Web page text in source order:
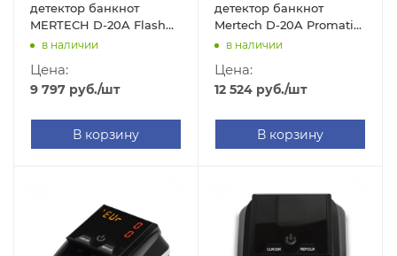
детектор банкнот
MERTECH D-20A Flash
Pro (LCD, с АКБ)
в наличии
Цена:
9 797 руб./шт
В корзину
детектор банкнот
Mertech D-20A Promatic
(TFT Multi, с АКБ)
в наличии
Цена:
12 524 руб./шт
В корзину